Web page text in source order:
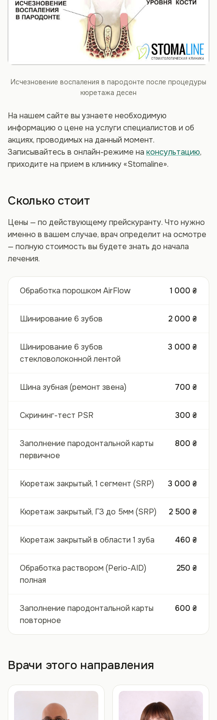
Исчезновение воспаления в пародонте после процедуры
кюретажа десен
На нашем сайте вы узнаете необходимую
информацию о цене на услуги специалистов и об
акциях, проводимых на данный момент.
Записывайтесь в онлайн-режиме на консультацию,
приходите на прием в клинику «Stomaline».
Сколько стоит
Цены — по действующему прейскуранту. Что нужно
именно в вашем случае, врач определит на осмотре
— полную стоимость вы будете знать до начала
лечения.
Обработка порошком AirFlow 1 000 ₴
Шинирование 6 зубов 2 000 ₴
Шинирование 6 зубов
стекловолоконной лентой
3 000 ₴
Шина зубная (ремонт звена) 700 ₴
Скрининг-тест PSR 300 ₴
Заполнение пародонтальной карты
первичное
800 ₴
Кюретаж закрытый, 1 сегмент (SRP) 3 000 ₴
Кюретаж закрытый, ГЗ до 5мм (SRP) 2 500 ₴
Кюретаж закрытый в области 1 зуба 460 ₴
Обработка раствором (Perio-AID)
полная
250 ₴
Заполнение пародонтальной карты
повторное
600 ₴
Врачи этого направления